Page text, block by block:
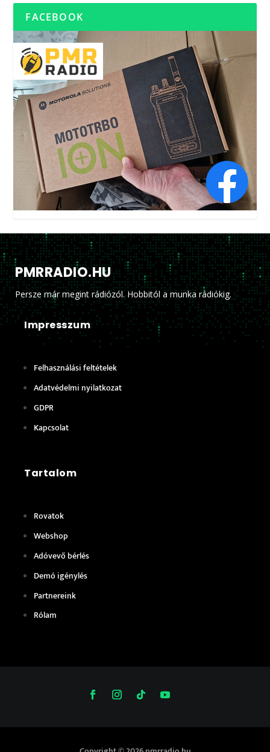
FACEBOOK
PMRRADIO.HU
Persze már megint rádiózól. Hobbitól a munka rádiókig.
Impresszum
Felhasználási feltételek
Adatvédelmi nyilatkozat
GDPR
Kapcsolat
Tartalom
Rovatok
Webshop
Adóvevő bérlés
Demó igénylés
Partnereink
Rólam